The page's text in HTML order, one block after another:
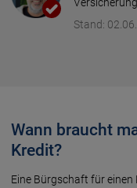
Stand:
Wann braucht
Kredit?
Eine Bürgschaft für